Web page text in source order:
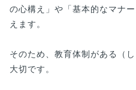
の心構え」や「基本的なマナ
えます。
そのため、教育体制がある（
大切です。